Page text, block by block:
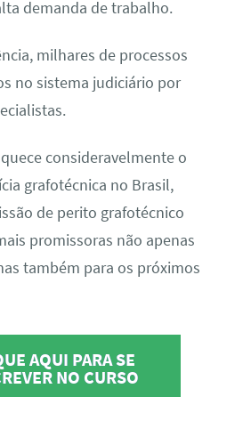
demanda de trabalho.
milhares de processos
no sistema judiciário por
consideravelmente o
grafotécnica no Brasil,
de perito grafotécnico
promissoras não apenas
também para os próximos
AQUI PARA SE
NO CURSO